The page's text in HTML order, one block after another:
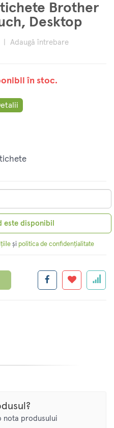
Brother
Desktop
Adaugă întrebare
în stoc.
este disponibil
și politica de confidențialitate
nota produsului